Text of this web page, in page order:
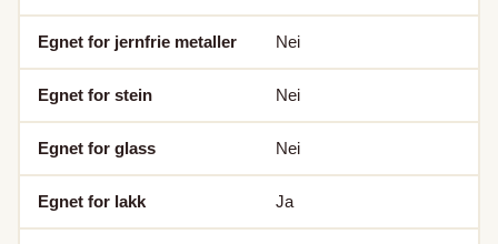
Egnet for jernfrie metaller Nei
Egnet for stein Nei
Egnet for glass Nei
Egnet for lakk Ja